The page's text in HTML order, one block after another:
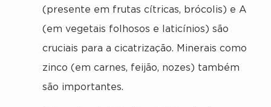
(presente em frutas cítricas, brócolis) e A
(em vegetais folhosos e laticínios) são
cruciais para a cicatrização. Minerais como
zinco (em carnes, feijão, nozes) também
são importantes.